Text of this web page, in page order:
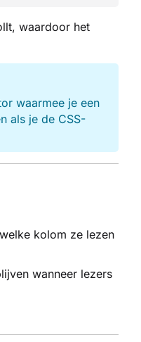
waardoor het
waarmee je een
als je de CSS-
kolom ze lezen
wanneer lezers